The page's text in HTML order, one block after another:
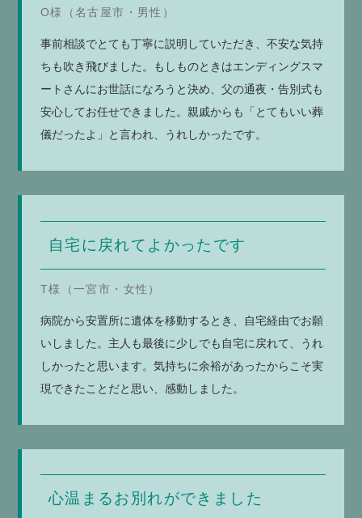
O様（名古屋市・男性）
事前相談でとても丁寧に説明していただき、不安な気持
ちも吹き飛びました。もしものときはエンディングスマ
ートさんにお世話になろうと決め、父の通夜・告別式も
安心してお任せできました。親戚からも「とてもいい葬
儀だったよ」と言われ、うれしかったです。
自宅に戻れてよかったです
T様（一宮市・女性）
病院から安置所に遺体を移動するとき、自宅経由でお願
いしました。主人も最後に少しでも自宅に戻れて、うれ
しかったと思います。気持ちに余裕があったからこそ実
現できたことだと思い、感動しました。
心温まるお別れができました